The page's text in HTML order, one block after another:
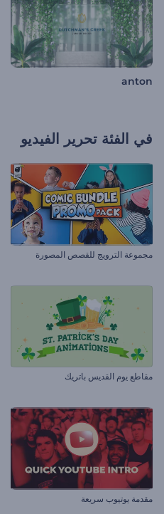
anton
في الفئة تحرير الفيديو
مجموعة الترويج للقصص المصورة
مقاطع يوم القديس باتريك
مقدمة يوتيوب سريعة